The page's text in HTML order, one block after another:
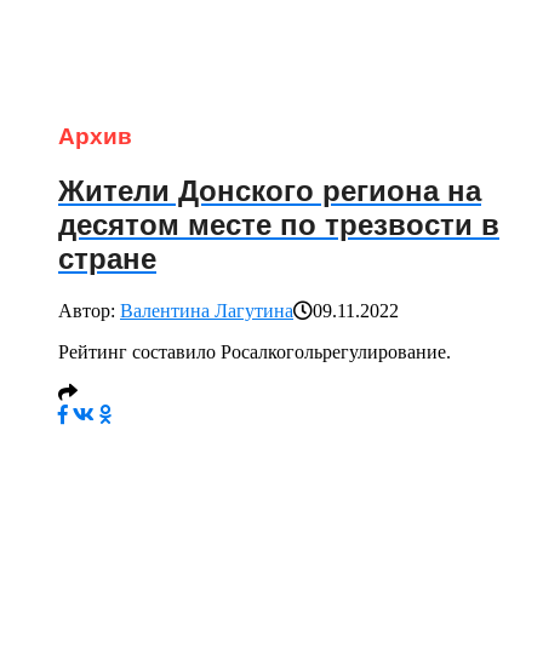
Архив
Жители Донского региона на
десятом месте по трезвости в
стране
Автор: Валентина Лагутина
09.11.2022
Рейтинг составило Росалкогольрегулирование.